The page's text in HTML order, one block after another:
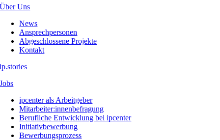
Über Uns
News
Ansprechpersonen
Abgeschlossene Projekte
Kontakt
ip.stories
Jobs
ipcenter als Arbeitgeber
Mitarbeiter:innenbefragung
Berufliche Entwicklung bei ipcenter
Initiativbewerbung
Bewerbungsprozess